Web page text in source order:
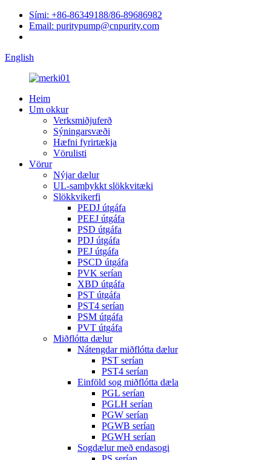
Sími: +86-86349188/86-89686982
Email: puritypump@cnpurity.com
English
Heim
Um okkur
Verksmiðjuferð
Sýningarsvæði
Hæfni fyrirtækja
Vörulisti
Vörur
Nýjar dælur
UL-samþykkt slökkvitæki
Slökkvikerfi
PEDJ útgáfa
PEEJ útgáfa
PSD útgáfa
PDJ útgáfa
PEJ útgáfa
PSCD útgáfa
PVK serían
XBD útgáfa
PST útgáfa
PST4 serían
PSM útgáfa
PVT útgáfa
Miðflótta dælur
Nátengdar miðflótta dælur
PST serían
PST4 serían
Einföld sog miðflótta dæla
PGL serían
PGLH serían
PGW serían
PGWB serían
PGWH serían
Sogdælur með endasogi